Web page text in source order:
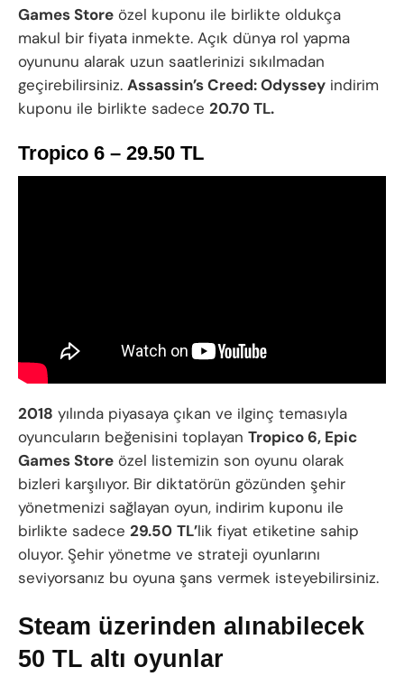
Games Store özel kuponu ile birlikte oldukça
makul bir fiyata inmekte. Açık dünya rol yapma
oyununu alarak uzun saatlerinizi sıkılmadan
geçirebilirsiniz. Assassin’s Creed: Odyssey indirim
kuponu ile birlikte sadece 20.70 TL.
Tropico 6 – 29.50 TL
2018 yılında piyasaya çıkan ve ilginç temasıyla
oyuncuların beğenisini toplayan Tropico 6, Epic
Games Store özel listemizin son oyunu olarak
bizleri karşılıyor. Bir diktatörün gözünden şehir
yönetmenizi sağlayan oyun, indirim kuponu ile
birlikte sadece 29.50 TL’lik fiyat etiketine sahip
oluyor. Şehir yönetme ve strateji oyunlarını
seviyorsanız bu oyuna şans vermek isteyebilirsiniz.
Steam üzerinden alınabilecek
50 TL altı oyunlar